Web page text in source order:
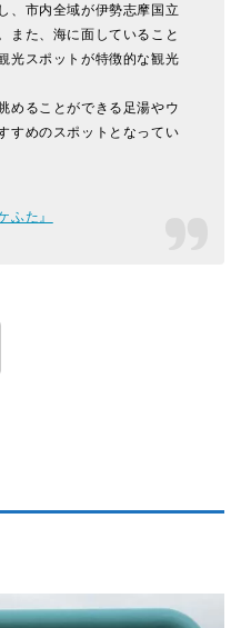
、市内全域が伊勢志摩国立
また、海に面していること
光スポットが特徴的な観光
めることができる足湯やウ
すめのスポットとなってい
ふた』